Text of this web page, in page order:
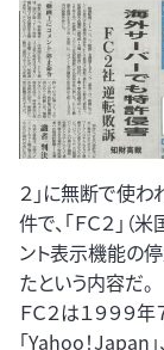
２」に無断で使
件で、「ＦＣ２」
ント表示機能の
たという内容だ。
ＦＣ２は１９９９
「Yahoo！Japan